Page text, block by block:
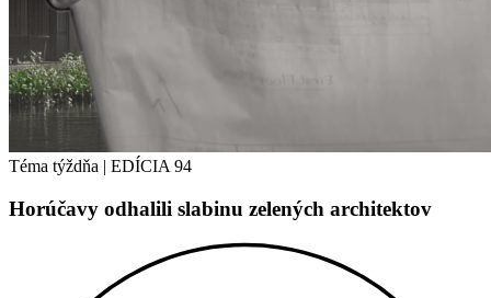
Téma týždňa | EDÍCIA 94
Horúčavy odhalili slabinu zelených architektov